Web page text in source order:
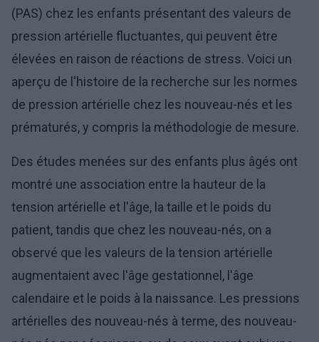
(PAS) chez les enfants présentant des valeurs de
pression artérielle fluctuantes, qui peuvent être
élevées en raison de réactions de stress. Voici un
aperçu de l'histoire de la recherche sur les normes
de pression artérielle chez les nouveau-nés et les
prématurés, y compris la méthodologie de mesure.
Des études menées sur des enfants plus âgés ont
montré une association entre la hauteur de la
tension artérielle et l'âge, la taille et le poids du
patient, tandis que chez les nouveau-nés, on a
observé que les valeurs de la tension artérielle
augmentaient avec l'âge gestationnel, l'âge
calendaire et le poids à la naissance. Les pressions
artérielles des nouveau-nés à terme, des nouveau-